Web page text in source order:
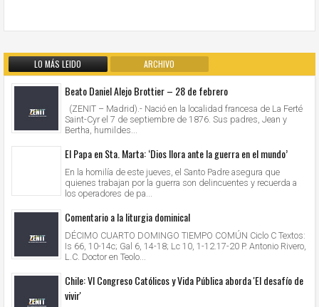
LO MÁS LEIDO ARCHIVO
Beato Daniel Alejo Brottier – 28 de febrero
(ZENIT – Madrid).- Nació en la localidad francesa de La Ferté
Saint-Cyr el 7 de septiembre de 1876. Sus padres, Jean y
Bertha, humildes...
El Papa en Sta. Marta: ‘Dios llora ante la guerra en el mundo’
En la homilía de este jueves, el Santo Padre asegura que
quienes trabajan por la guerra son delincuentes y recuerda a
los operadores de pa...
Comentario a la liturgia dominical
DÉCIMO CUARTO DOMINGO TIEMPO COMÚN Ciclo C Textos:
Is 66, 10-14c; Gal 6, 14-18; Lc 10, 1-12.17-20 P. Antonio Rivero,
L.C. Doctor en Teolo...
Chile: VI Congreso Católicos y Vida Pública aborda 'El desafío de
vivir'